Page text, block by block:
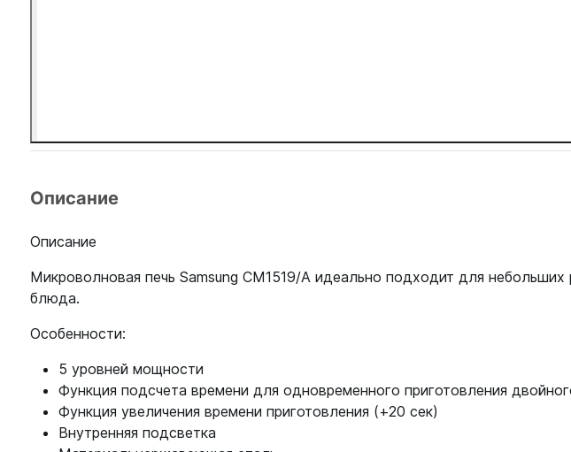
Описание
Описание
Микроволновая печь Samsung CM1519/A идеально подходит для
блюда.
Особенности:
5 уровней мощности
Функция подсчета времени для одновременного приготовления
Функция увеличения времени приготовления (+20 сек)
Внутренняя подсветка